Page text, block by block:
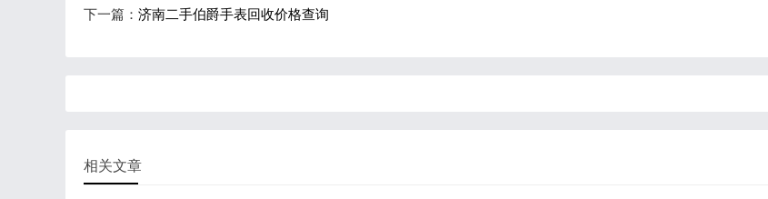
下一篇： 济南二手伯爵手表回收价格查询
相关文章